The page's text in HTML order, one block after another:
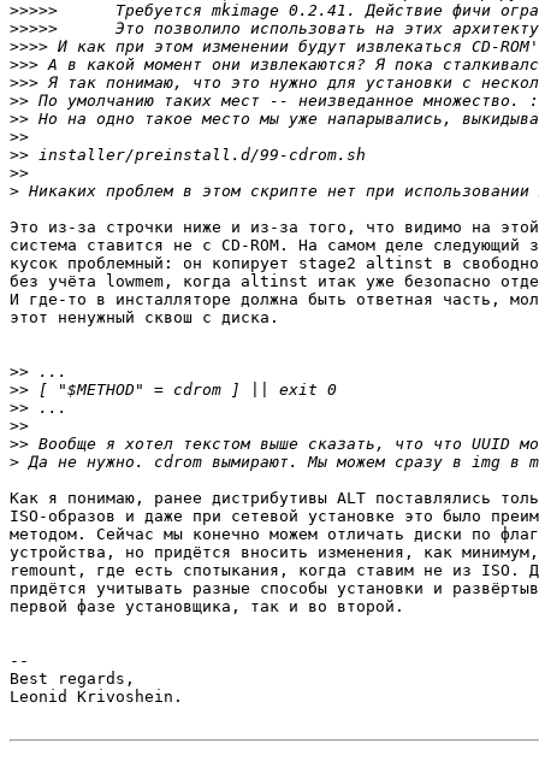
>>>>>
>>>>>
>>>>
>>>
>>>
>>
>>
>>
>>
>>
>
Это из-за строчки ниже и из-за того, что видимо на
система ставится не с CD-ROM. На самом деле следующий
кусок проблемный: он копирует stage2 altinst в
без учёта lowmem, когда altinst итак уже безопасно
И где-то в инсталляторе должна быть ответная часть,
этот ненужный сквош с диска.
>>
>>
>>
>>
>>
>
Как я понимаю, ранее дистрибутивы ALT поставлялись
ISO-образов и даже при сетевой установке это было
методом. Сейчас мы конечно можем отличать диски по
устройства, но придётся вносить изменения, как
remount, где есть спотыкания, когда ставим не из ISO.
придётся учитывать разные способы установки и
первой фазе установщика, так и во второй.
--
Best regards,
Leonid Krivoshein.